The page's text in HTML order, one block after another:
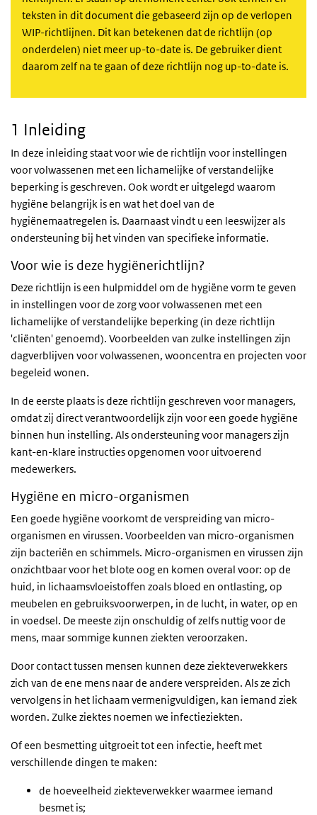
teksten in dit document die gebaseerd zijn op de verlopen
WIP-richtlijnen. Dit kan betekenen dat de richtlijn (op
onderdelen) niet meer up-to-date is. De gebruiker dient
daarom zelf na te gaan of deze richtlijn nog up-to-date is.
1 Inleiding
In deze inleiding staat voor wie de richtlijn voor instellingen
voor volwassenen met een lichamelijke of verstandelijke
beperking is geschreven. Ook wordt er uitgelegd waarom
hygiëne belangrijk is en wat het doel van de
hygiënemaatregelen is. Daarnaast vindt u een leeswijzer als
ondersteuning bij het vinden van specifieke informatie.
Voor wie is deze hygiënerichtlijn?
Deze richtlijn is een hulpmiddel om de hygiëne vorm te geven
in instellingen voor de zorg voor volwassenen met een
lichamelijke of verstandelijke beperking (in deze richtlijn
'cliënten' genoemd). Voorbeelden van zulke instellingen zijn
dagverblijven voor volwassenen, wooncentra en projecten voor
begeleid wonen.
In de eerste plaats is deze richtlijn geschreven voor managers,
omdat zij direct verantwoordelijk zijn voor een goede hygiëne
binnen hun instelling. Als ondersteuning voor managers zijn
kant-en-klare instructies opgenomen voor uitvoerend
medewerkers.
Hygiëne en micro-organismen
Een goede hygiëne voorkomt de verspreiding van micro-
organismen en virussen. Voorbeelden van micro-organismen
zijn bacteriën en schimmels. Micro-organismen en virussen zijn
onzichtbaar voor het blote oog en komen overal voor: op de
huid, in lichaamsvloeistoffen zoals bloed en ontlasting, op
meubelen en gebruiksvoorwerpen, in de lucht, in water, op en
in voedsel. De meeste zijn onschuldig of zelfs nuttig voor de
mens, maar sommige kunnen ziekten veroorzaken.
Door contact tussen mensen kunnen deze ziekteverwekkers
zich van de ene mens naar de andere verspreiden. Als ze zich
vervolgens in het lichaam vermenigvuldigen, kan iemand ziek
worden. Zulke ziektes noemen we infectieziekten.
Of een besmetting uitgroeit tot een infectie, heeft met
verschillende dingen te maken:
de hoeveelheid ziekteverwekker waarmee iemand
besmet is;